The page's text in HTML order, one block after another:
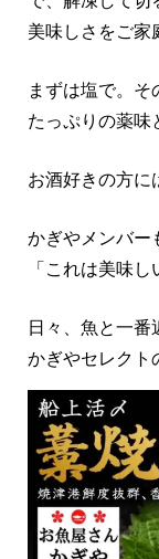
美味しさをご家
まずは塩で。そ
たっぷりの薬味
お酒好きの方に
かぎやメンバー
「これは美味
日々、魚と一番
かぎやセレクト